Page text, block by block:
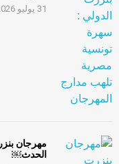
31 يوليو 2026
مهرجان
الحدث￼